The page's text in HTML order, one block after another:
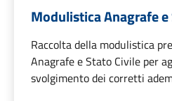
Modulistica Anagrafe
Raccolta della modulistica
Anagrafe e Stato Civile per
svolgimento dei corretti